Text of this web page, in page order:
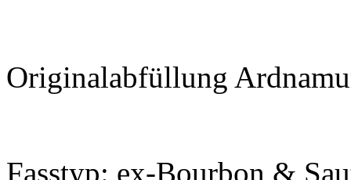
Originalabfüllung
Fasstyp: ex-Bourbon &